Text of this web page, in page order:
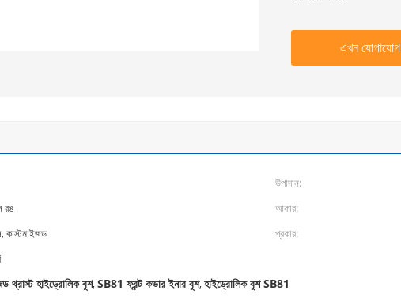
এখন যোগাযোগ
উপাদান:
রঙ আকার:
কাস্টমাইজড প্রকার:
থ্রাস্ট হাইড্রোলিক বুশ,SB81 ফ্রন্ট কভার ইনার বুশ,হাইড্রোলিক বুশ SB81